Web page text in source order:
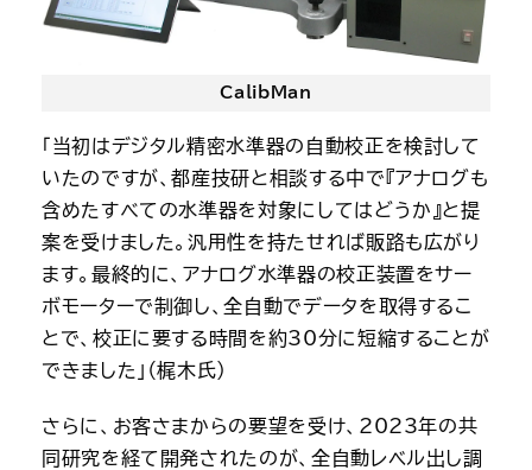
CalibMan
「当初はデジタル精密水準器の自動校正を検討して
いたのですが、都産技研と相談する中で『アナログも
含めたすべての水準器を対象にしてはどうか』と提
案を受けました。汎用性を持たせれば販路も広がり
ます。最終的に、アナログ水準器の校正装置をサー
ボモーターで制御し、全自動でデータを取得するこ
とで、校正に要する時間を約30分に短縮することが
できました」（梶木氏）
さらに、お客さまからの要望を受け、2023年の共
同研究を経て開発されたのが、全自動レベル出し調